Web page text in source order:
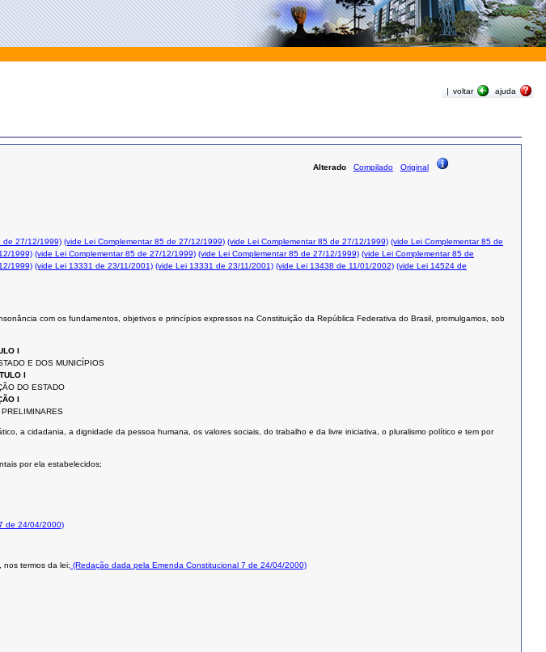
| voltar ajuda
Alterado Compilado Original
de 27/12/1999) (vide Lei Complementar 85 de 27/12/1999) (vide Lei Complementar 85 de 27/12/1999) (vide Lei Complementar 85 de
1999) (vide Lei Complementar 85 de 27/12/1999) (vide Lei Complementar 85 de 27/12/1999) (vide Lei Complementar 85 de
1999) (vide Lei 13331 de 23/11/2001) (vide Lei 13331 de 23/11/2001) (vide Lei 13438 de 11/01/2002) (vide Lei 14524 de
com os fundamentos, objetivos e princípios expressos na Constituição da República Federativa do Brasil, promulgamos, sob
I
E DOS MUNICÍPIOS
I
DO ESTADO
I
a cidadania, a dignidade da pessoa humana, os valores sociais, do trabalho e da livre iniciativa, o pluralismo político e tem por
por ela estabelecidos;
de 24/04/2000)
nos termos da lei; (Redação dada pela Emenda Constitucional 7 de 24/04/2000)